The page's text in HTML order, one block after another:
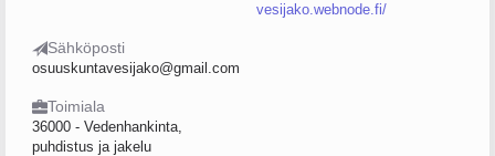
vesijako.webnode.fi/
Sähköposti
osuuskuntavesijako@gmail.com
Toimiala
36000 - Vedenhankinta,
puhdistus ja jakelu